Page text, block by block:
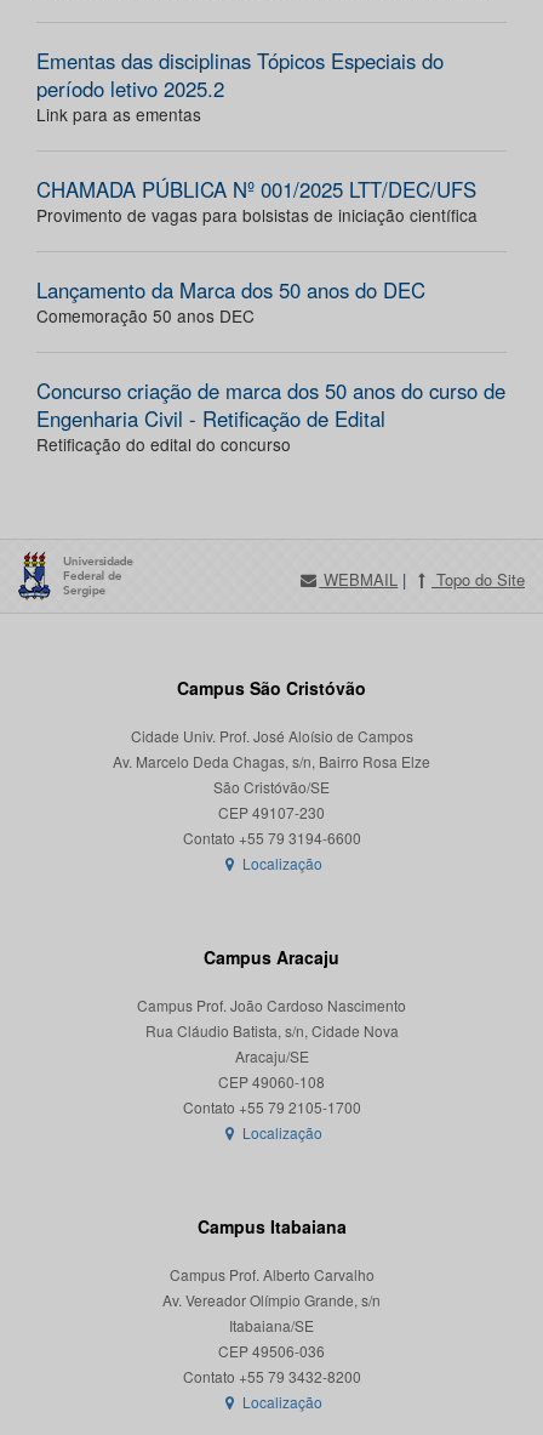
Ementas das disciplinas Tópicos Especiais do
período letivo 2025.2
Link para as ementas
CHAMADA PÚBLICA Nº 001/2025 LTT/DEC/UFS
Provimento de vagas para bolsistas de iniciação científica
Lançamento da Marca dos 50 anos do DEC
Comemoração 50 anos DEC
Concurso criação de marca dos 50 anos do curso de
Engenharia Civil - Retificação de Edital
Retificação do edital do concurso
WEBMAIL | Topo do Site
Campus São Cristóvão
Cidade Univ. Prof. José Aloísio de Campos
Av. Marcelo Deda Chagas, s/n, Bairro Rosa Elze
São Cristóvão/SE
CEP 49107-230
Localização
Campus Aracaju
Campus Prof. João Cardoso Nascimento
Rua Cláudio Batista, s/n, Cidade Nova
Aracaju/SE
CEP 49060-108
Localização
Campus Itabaiana
Campus Prof. Alberto Carvalho
Av. Vereador Olímpio Grande, s/n
Itabaiana/SE
CEP 49506-036
Localização